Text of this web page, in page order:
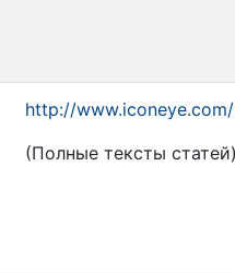
http://www.iconeye.com/
(Полные тексты